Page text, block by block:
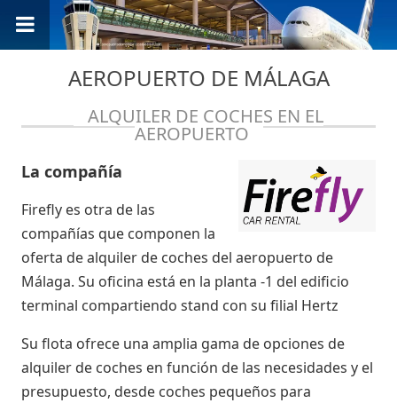
AEROPUERTO DE MÁLAGA
ALQUILER DE COCHES EN EL
AEROPUERTO
La compañía
Firefly es otra de las
compañías que componen la
oferta de alquiler de coches del aeropuerto de
Málaga. Su oficina está en la planta -1 del edificio
terminal compartiendo stand con su filial Hertz
Su flota ofrece una amplia gama de opciones de
alquiler de coches en función de las necesidades y el
presupuesto, desde coches pequeños para